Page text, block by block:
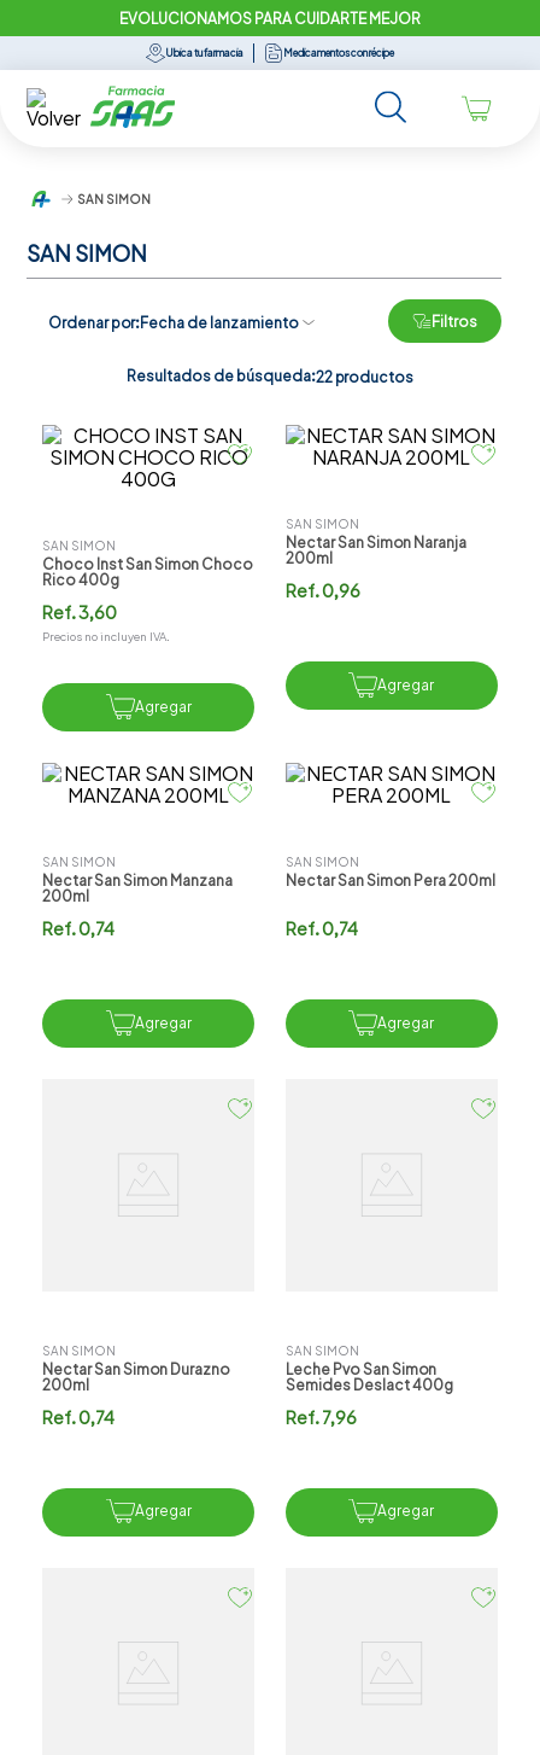
EVOLUCIONAMOS PARA CUIDARTE MEJOR
Ubica tu farmacia Medicamentos con récipe
SAN SIMON
SAN SIMON
Ordenar por Fecha de lanzamiento Filtros
Resultados de búsqueda:22 productos
SAN SIMON
Choco Inst San Simon Choco
Rico 400g
Ref.3,60
Precios no incluyen IVA.
Agregar
SAN SIMON
Nectar San Simon Naranja
200ml
Ref.0,96
Agregar
SAN SIMON
Nectar San Simon Manzana
200ml
Ref.0,74
Agregar
SAN SIMON
Nectar San Simon Pera 200ml
Ref.0,74
Agregar
SAN SIMON
Nectar San Simon Durazno
200ml
Ref.0,74
Agregar
SAN SIMON
Leche Pvo San Simon
Semides Deslact 400g
Ref.7,96
Agregar